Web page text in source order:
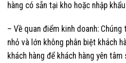
hàng có sẵn tại kho hoặc nhập
– Về quan điểm kinh doanh:
nhỏ và lớn không phân biệt khách
khách hàng để khách hàng yên